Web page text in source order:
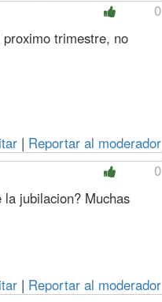
0
trimestre, no
| Reportar al moderador
0
jubilacion? Muchas
| Reportar al moderador